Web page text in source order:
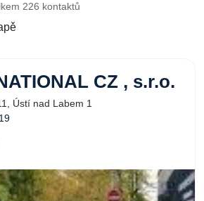
226 kontaktů
CZ , s.r.o.
Ústí nad Labem 1